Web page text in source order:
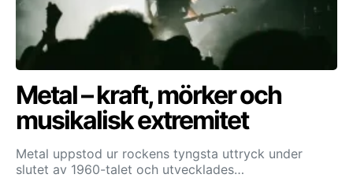
Metal – kraft, mörker och
musikalisk extremitet
Metal uppstod ur rockens tyngsta uttryck under
slutet av 1960-talet och utvecklades…